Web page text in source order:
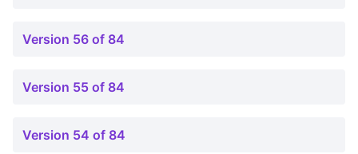
Version 56 of 84
Version 55 of 84
Version 54 of 84